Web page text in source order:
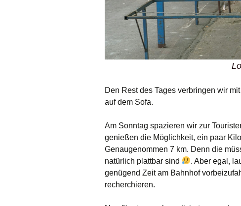
Den Rest des Tages verbringen wir
auf dem Sofa.
Am Sonntag spazieren wir zur
genießen die Möglichkeit, ein paar
Genaugenommen 7 km. Denn die
natürlich plattbar sind
. Aber egal,
genügend Zeit am Bahnhof
recherchieren.